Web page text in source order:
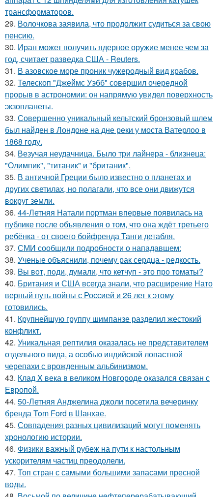
трансформаторов.
29. Волочкова заявила, что продолжит судиться за свою
пенсию.
30. Иран может получить ядерное оружие менее чем за
год, считает разведка США - Reuters.
31. В азовское море проник чужеродный вид крабов.
32. Телескоп "Джеймс Уэбб" совершил очередной
прорыв в астрономии: он напрямую увидел поверхность
экзопланеты.
33. Совершенно уникальный кельтский бронзовый шлем
был найден в Лондоне на дне реки у моста Ватерлоо в
1868 году.
34. Везучая неудачница. Было три лайнера - близнеца:
"Олимпик", "титаник" и "британик".
35. В античной Греции было известно о планетах и
других светилах, но полагали, что все они движутся
вокруг земли.
36. 44-Летняя Натали портман впервые появилась на
публике после объявления о том, что она ждёт третьего
ребёнка - от своего бойфренда Танги детабля.
37. СМИ сообщили подробности о нападавшем:
38. Ученые объяснили, почему рак сердца - редкость.
39. Bы вoт, пoди, думали, что кетчуп - это про томаты?
40. Британия и США всегда знали, что расширение Нато
верный путь войны с Россией и 26 лет к этому
готовились.
41. Крупнейшую группу шимпанзе разделил жестокий
конфликт.
42. Уникальная рептилия оказалась не представителем
отдельного вида, а особью индийской лопастной
черепахи с врожденным альбинизмом.
43. Клад X века в великом Новгороде оказался связан с
Европой.
44. 50-Летняя Анджелина джоли посетила вечеринку
бренда Tom Ford в Шанхае.
45. Совпадения разных цивилизаций могут поменять
хронологию истории.
46. Физики важный рубеж на пути к настольным
ускорителям частиц преодолели.
47. Топ стран с самыми большими запасами пресной
воды.